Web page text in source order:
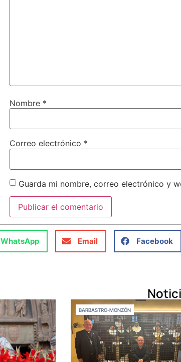
Nombre *
Correo electrónico *
Guarda mi nombre, correo electrónico y
WhatsApp Email Facebook
BARBASTRO-MONZÓN